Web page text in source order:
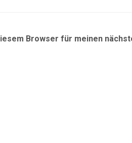
Browser für meinen